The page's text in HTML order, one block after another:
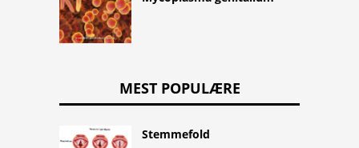
MEST POPULÆRE
Stemmefold